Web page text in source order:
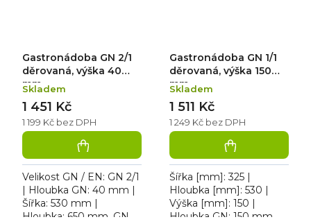
Gastronádoba GN 2/1
děrovaná, výška 40
mm
Skladem
1 199 Kč bez DPH
1 451 Kč
Velikost GN / EN: GN 2/1
| Hloubka GN: 40 mm |
Šířka: 530 mm |
Hloubka: 650 mm. GN
Gastronádoba GN 1/1
děrovaná, výška 150
mm
Skladem
1 249 Kč bez DPH
1 511 Kč
Šířka [mm]: 325 |
Hloubka [mm]: 530 |
Výška [mm]: 150 |
Hloubka GN: 150 mm.